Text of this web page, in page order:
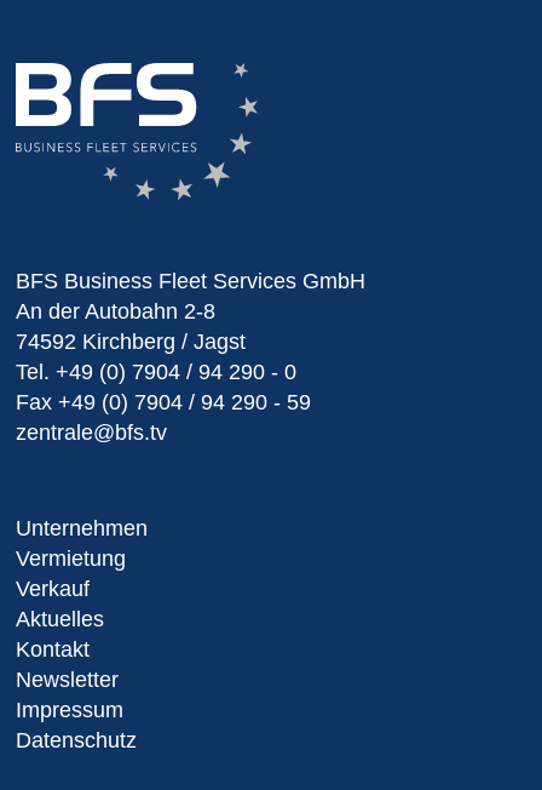
BFS Business Fleet Services GmbH
An der Autobahn 2-8
74592 Kirchberg / Jagst
Tel. +49 (0) 7904 / 94 290 - 0
Fax +49 (0) 7904 / 94 290 - 59
zentrale@bfs.tv
Unternehmen
Vermietung
Verkauf
Aktuelles
Kontakt
Newsletter
Impressum
Datenschutz